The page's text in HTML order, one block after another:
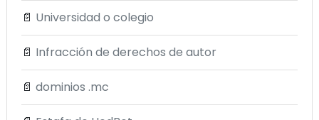
📄 Universidad o colegio
📄 Infracción de derechos de autor
📄 dominios .mc